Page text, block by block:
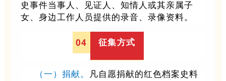
史事件当事人、见证人、知情人或其亲属子
女、身边工作人员提供的录音、录像资料。
04 征集方式
（一）捐献。
凡自愿捐献的红色档案史料